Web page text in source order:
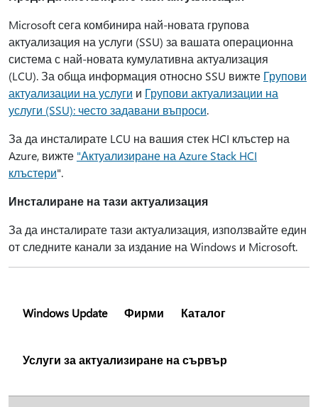
Microsoft сега комбинира най-новата групова
актуализация на услуги (SSU) за вашата операционна
система с най-новата кумулативна актуализация
(LCU). За обща информация относно SSU вижте Групови
актуализации на услуги и Групови актуализации на
услуги (SSU): често задавани въпроси.
За да инсталирате LCU на вашия стек HCI клъстер на
Azure, вижте "Актуализиране на Azure Stack HCI
клъстери".
Инсталиране на тази актуализация
За да инсталирате тази актуализация, използвайте един
от следните канали за издание на Windows и Microsoft.
Windows Update Фирми Каталог
Услуги за актуализиране на сървър